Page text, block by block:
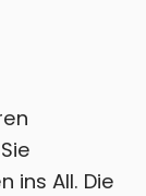
ins All. Die